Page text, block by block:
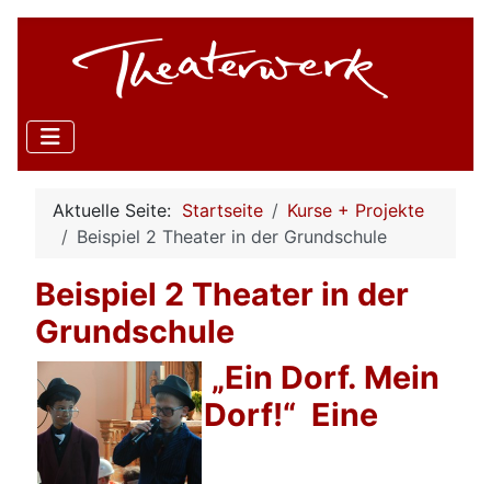
Aktuelle Seite: Startseite
Kurse + Projekte
Beispiel 2 Theater in der Grundschule
Beispiel 2 Theater in der
Grundschule
„Ein Dorf. Mein
Dorf!“ Eine